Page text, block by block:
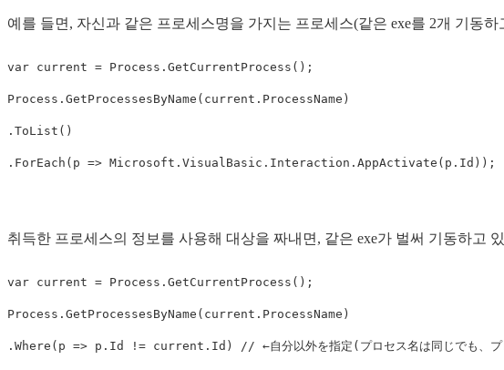
예를 들면, 자신과 같은 프로세스명을 가지는 프로세스(같은 exe를 2개 기동
var current = Process . GetCurrentProcess ();
Process . GetProcessesByName ( current . ProcessName )
. ToList ()
. ForEach ( p => Microsoft . VisualBasic . Interaction . AppActivate ( p . Id ));
취득한 프로세스의 정보를 사용해 대상을 짜내면, 같은 exe가 벌써 기동하고
var current = Process . GetCurrentProcess ();
Process . GetProcessesByName ( current . ProcessName )
. Where ( p => p . Id != current . Id ) // ←自分以外を指定(プロセス名は同じでも、